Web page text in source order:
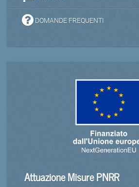
DOMANDE FREQUENTI
Attuazione Misure PNRR